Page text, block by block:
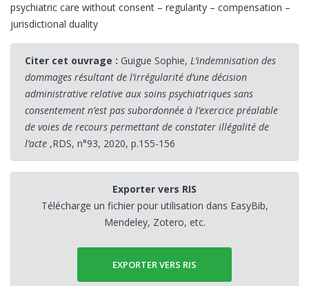
psychiatric care without consent – regularity – compensation –
jurisdictional duality
Citer cet ouvrage : Guigue Sophie, L’indemnisation des
dommages résultant de l’irrégularité d’une décision
administrative relative aux soins psychiatriques sans
consentement n’est pas subordonnée à l’exercice préalable
de voies de recours permettant de constater illégalité de
l’acte ,RDS, n°93, 2020, p.155-156
Exporter vers RIS
Télécharge un fichier pour utilisation dans EasyBib,
Mendeley, Zotero, etc.
EXPORTER VERS RIS